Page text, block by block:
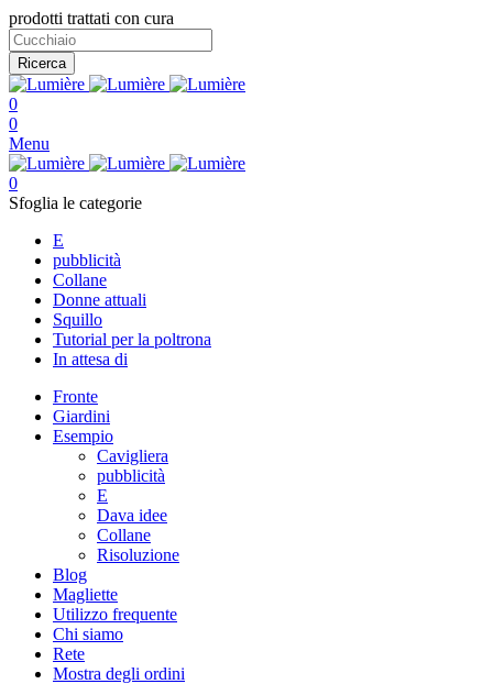
prodotti trattati con cura
Ricerca
0
0
Menu
0
Sfoglia le categorie
E
pubblicità
Collane
Donne attuali
Squillo
Tutorial per la poltrona
In attesa di
Fronte
Giardini
Esempio
Cavigliera
pubblicità
E
Dava idee
Collane
Risoluzione
Blog
Magliette
Utilizzo frequente
Chi siamo
Rete
Mostra degli ordini